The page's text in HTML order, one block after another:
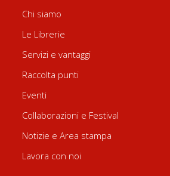
Chi siamo
Le Librerie
Servizi e vantaggi
Raccolta punti
Eventi
Collaborazioni e Festival
Notizie e Area stampa
Lavora con noi